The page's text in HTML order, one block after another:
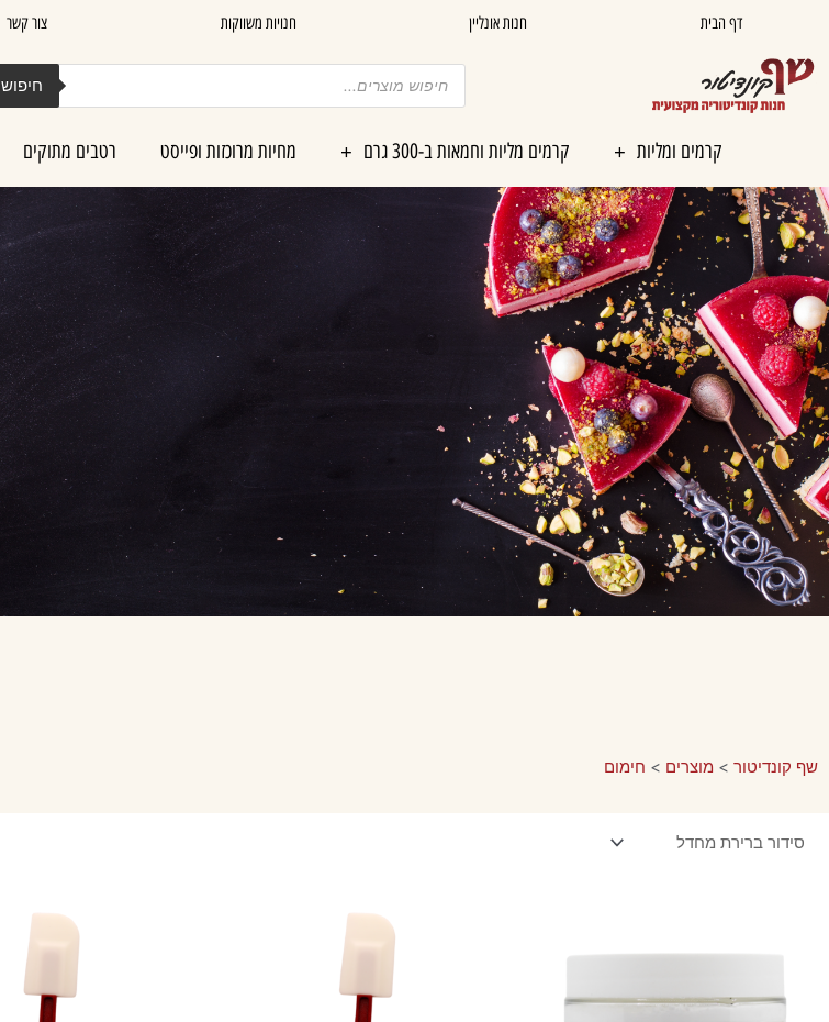
דף הבית חנות אונליין חנויות משווקות צור קשר
Products
search חיפוש
קרמים ומליות קרמים מליות וחמאות ב-300 גרם מחיות מרוכזות ופייסט רטבים מתוקים
שף קונדיטור > מוצרים > חימום